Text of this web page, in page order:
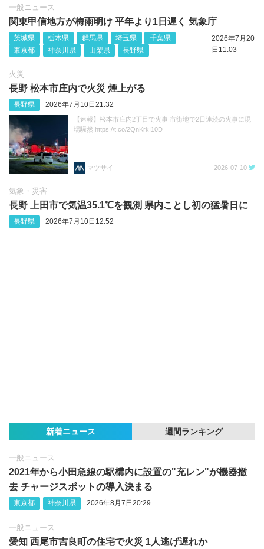
一般ニュース
関東甲信地方が梅雨明け 平年より1日遅く 気象庁
茨城県 栃木県 群馬県 埼玉県
千葉県
東京都
神奈川県 山梨県 長野県
2026年7月20
日11:03
火災
長野 松本市庄内で火災 煙上がる
長野県 2026年7月10日21:32
【速報】松本市庄内2丁目で火事 市街地で2日連続の火事に現
場騒然 https://t.co/2QnKrkI10D
マツサイ 2026-07-10
気象・災害
長野 上田市で気温35.1℃を観測 県内ことし初の猛暑日に
長野県 2026年7月10日12:52
新着ニュース 週間ランキング
一般ニュース
2021年から小田急線の駅構内に設置の"充レン"が機器撤
去 チャージスポットの導入決まる
東京都 神奈川県 2026年8月7日20:29
一般ニュース
愛知 西尾市吉良町の住宅で火災 1人逃げ遅れか